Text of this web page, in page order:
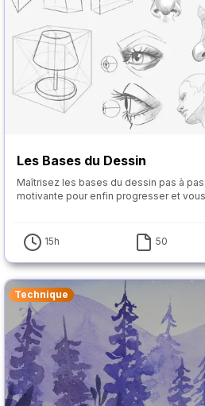
Les Bases du Dessin
Maîtrisez les bases du dessin pas à
motivante pour enfin progresser et
15h 50
Technique